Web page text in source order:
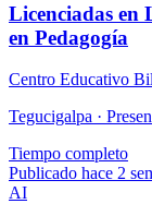
Licenciadas en
en Pedagogía
Centro Educativo
Tegucigalpa ·
Tiempo completo
Publicado hace 2
AI